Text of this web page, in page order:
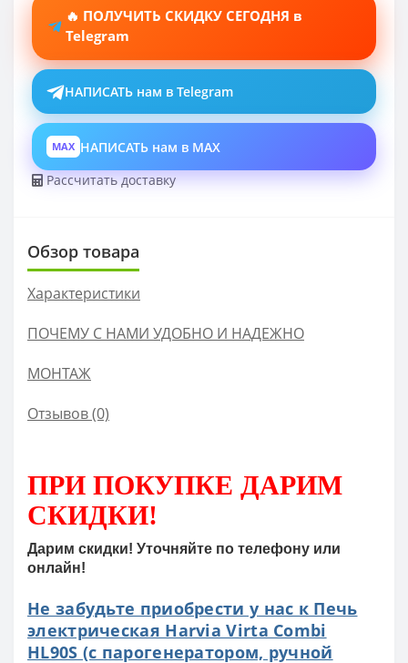
🔥 ПОЛУЧИТЬ СКИДКУ СЕГОДНЯ в
Telegram
НАПИСАТЬ нам в Telegram
MAX НАПИСАТЬ нам в MAX
Рассчитать доставку
Обзор товара
Характеристики
ПОЧЕМУ С НАМИ УДОБНО И НАДЕЖНО
МОНТАЖ
Отзывов (0)
ПРИ ПОКУПКЕ ДАРИМ
СКИДКИ!
Дарим скидки! Уточняйте по телефону или
онлайн!
Не забудьте приобрести у нас к Печь
электрическая Harvia Virta Combi
HL90S (с парогенератором, ручной